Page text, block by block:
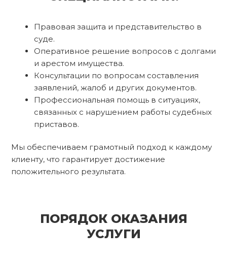
Правовая защита и представительство в
суде.
Оперативное решение вопросов с долгами
и арестом имущества.
Консультации по вопросам составления
заявлений, жалоб и других документов.
Профессиональная помощь в ситуациях,
связанных с нарушением работы судебных
приставов.
Мы обеспечиваем грамотный подход к каждому
клиенту, что гарантирует достижение
положительного результата.
ПОРЯДОК ОКАЗАНИЯ
УСЛУГИ